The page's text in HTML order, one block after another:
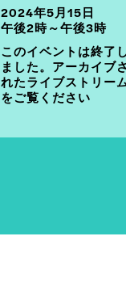
2024年5月15日
午後2時～午後3時
このイベントは終了
ました。アーカイブ
れたライブストリー
をご覧ください